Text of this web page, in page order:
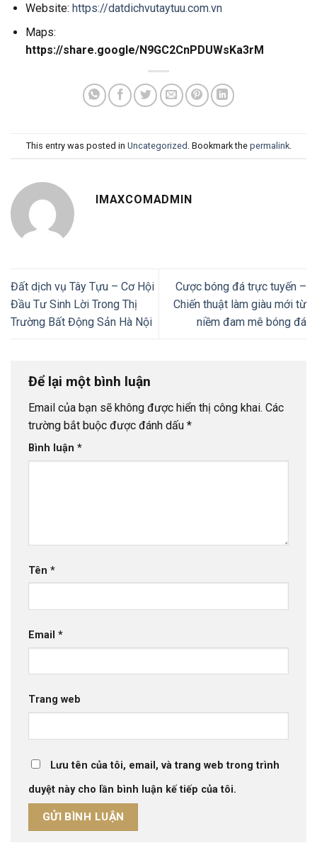
Website: https://datdichvutaytuu.com.vn
Maps:
https://share.google/N9GC2CnPDUWsKa3rM
This entry was posted in Uncategorized . Bookmark the permalink.
IMAXCOMADMIN
Đất dịch vụ Tây Tựu – Cơ Hội
Đầu Tư Sinh Lời Trong Thị
Trường Bất Động Sản Hà Nội
Cược bóng đá trực tuyến –
Chiến thuật làm giàu mới từ
niềm đam mê bóng đá
Để lại một bình luận
Email của bạn sẽ không được hiển thị công khai. Các
trường bắt buộc được đánh dấu *
Bình luận *
Tên *
Email *
Trang web
Lưu tên của tôi, email, và trang web trong trình
duyệt này cho lần bình luận kế tiếp của tôi.